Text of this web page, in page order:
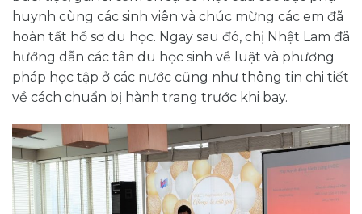
huynh cùng các sinh viên và chúc mừng các em đã
hoàn tất hồ sơ du học. Ngay sau đó, chị Nhật Lam đã
hướng dẫn các tân du học sinh về luật và phương
pháp học tập ở các nước cũng như thông tin chi tiết
về cách chuẩn bị hành trang trước khi bay.